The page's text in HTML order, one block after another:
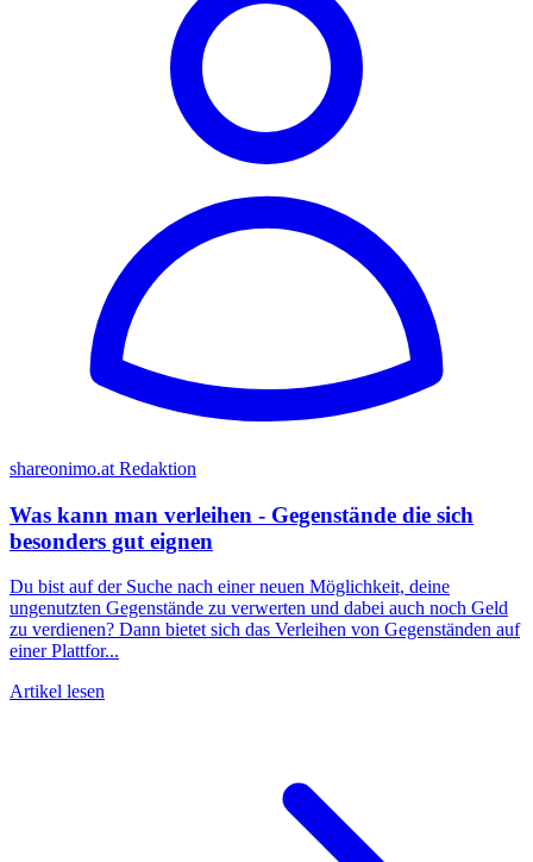
shareonimo.at Redaktion
Was kann man verleihen - Gegenstände die sich
besonders gut eignen
Du bist auf der Suche nach einer neuen Möglichkeit, deine
ungenutzten Gegenstände zu verwerten und dabei auch noch Geld
zu verdienen? Dann bietet sich das Verleihen von Gegenständen auf
einer Plattfor...
Artikel lesen